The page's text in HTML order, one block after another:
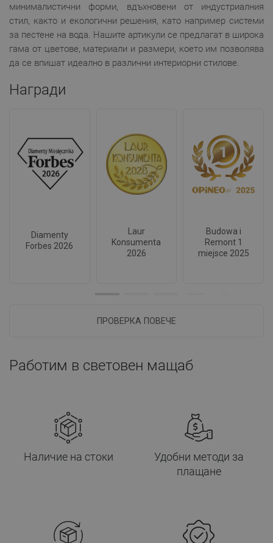
минималистични форми, вдъхновени от индустриалния
стил, както и екологични решения, като например системи
за пестене на вода. Нашите артикули се предлагат в широка
гама от цветове, материали и размери, което им позволява
да се впишат идеално в различни интериорни стилове.
Награди
Diamenty
Forbes 2026
Laur
Konsumenta
2026
Budowa i
Remont 1
miejsce 2025
ПРОВЕРКА ПОВЕЧЕ
Работим в световен мащаб
Наличие на стоки
Удобни методи за
плащане